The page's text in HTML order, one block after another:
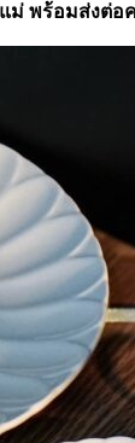
ช
(ฝ่
ง
ม่ พร้อมส่งต่